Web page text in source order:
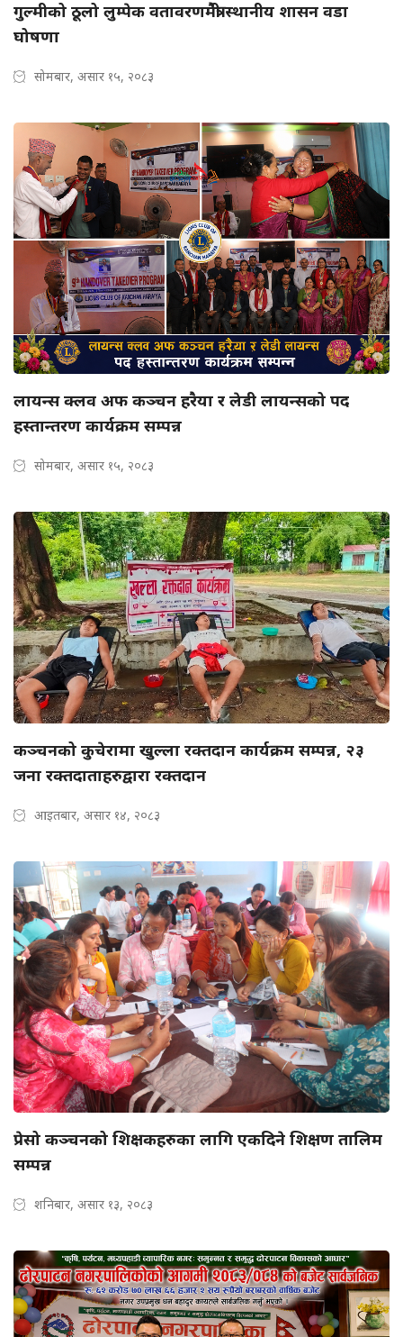
गुल्मीको ठूलो लुम्पेक वतावरणमैत्री स्थानीय शासन वडा
घोषणा
सोमबार, असार १५, २०८३
लायन्स क्लव अफ कञ्चन हरैया र लेडी लायन्सको पद
हस्तान्तरण कार्यक्रम सम्पन्न
सोमबार, असार १५, २०८३
कञ्चनको कुचेरामा खुल्ला रक्तदान कार्यक्रम सम्पन्न, २३
जना रक्तदाताहरुद्वारा रक्तदान
आइतबार, असार १४, २०८३
प्रेसो कञ्चनको शिक्षकहरुका लागि एकदिने शिक्षण तालिम
सम्पन्न
शनिबार, असार १३, २०८३